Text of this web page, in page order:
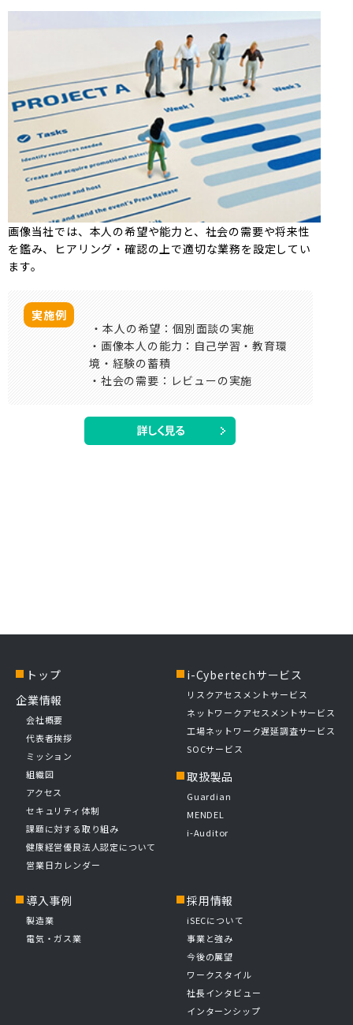
画像当社では、本人の希望や能力と、社会の需要や将来性
を鑑み、ヒアリング・確認の上で適切な業務を設定してい
ます。
実施例
・本人の希望：個別面談の実施
・画像本人の能力：自己学習・教育環
境・経験の蓄積
・社会の需要：レビューの実施
トップ
企業情報
会社概要
代表者挨拶
ミッション
組織図
アクセス
セキュリティ体制
課題に対する取り組み
健康経営優良法人認定について
営業日カレンダー
i-Cybertechサービス
リスクアセスメントサービス
ネットワークアセスメントサービス
工場ネットワーク遅延調査サービス
SOCサービス
取扱製品
Guardian
MENDEL
i-Auditor
導入事例
製造業
電気・ガス業
採用情報
iSECについて
事業と強み
今後の展望
ワークスタイル
社長インタビュー
インターンシップ